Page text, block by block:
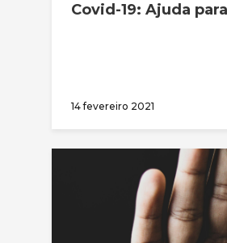
Covid-19: Ajuda
14 fevereiro 2021